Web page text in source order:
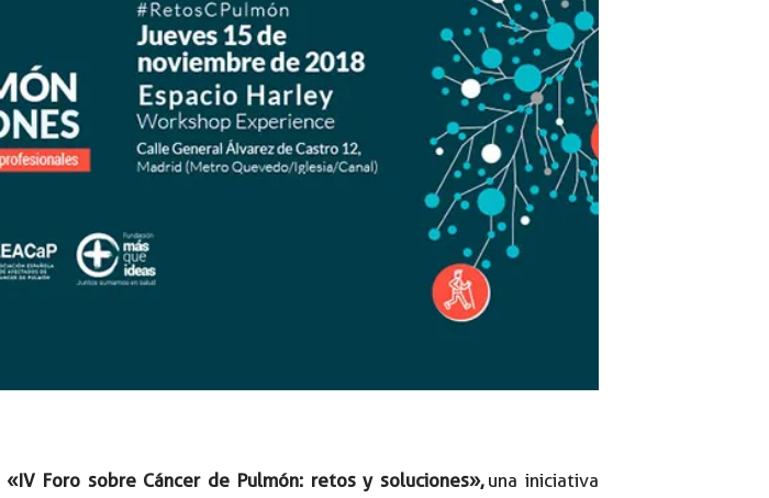
«IV Foro sobre Cáncer de Pulmón: retos y soluciones», una iniciativa